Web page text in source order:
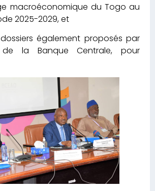
macroéconomique du Togo au
2025-2029, et
également proposés par
de la Banque Centrale, pour